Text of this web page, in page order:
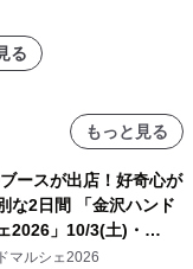
る
もっと見る
ースが出店！好奇心が
な2日間 「金沢ハンド
2026」10/3(土)・
マルシェ2026